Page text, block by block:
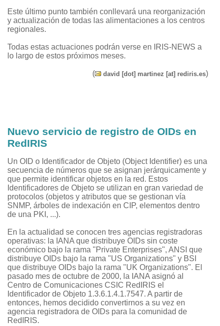
Este último punto también conllevará una reorganización
y actualización de todas las alimentaciones a los centros
regionales.
Todas estas actuaciones podrán verse en IRIS-NEWS a
lo largo de estos próximos meses.
( david [dot] martinez [at] rediris.es)
Nuevo servicio de registro de OIDs en
RedIRIS
Un OID o Identificador de Objeto (Object Identifier) es una
secuencia de números que se asignan jerárquicamente y
que permite identificar objetos en la red. Estos
Identificadores de Objeto se utilizan en gran variedad de
protocolos (objetos y atributos que se gestionan vía
SNMP, árboles de indexación en CIP, elementos dentro
de una PKI, ...).
En la actualidad se conocen tres agencias registradoras
operativas: la IANA que distribuye OIDs sin coste
económico bajo la rama "Private Enterprises", ANSI que
distribuye OIDs bajo la rama "US Organizations" y BSI
que distribuye OIDs bajo la rama "UK Organizations". El
pasado mes de octubre de 2000, la IANA asignó al
Centro de Comunicaciones CSIC RedIRIS el
Identificador de Objeto 1.3.6.1.4.1.7547. A partir de
entonces, hemos decidido convertirnos a su vez en
agencia registradora de OIDs para la comunidad de
RedIRIS.